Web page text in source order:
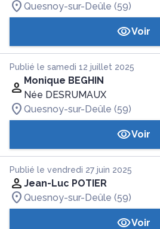
Quesnoy-sur-Deûle (59)
Voir
Publié le samedi 12 juillet 2025
Monique BEGHIN
Née DESRUMAUX
Quesnoy-sur-Deûle (59)
Voir
Publié le vendredi 27 juin 2025
Jean-Luc POTIER
Quesnoy-sur-Deûle (59)
Voir